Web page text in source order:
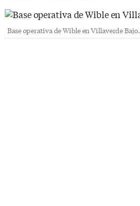
Base operativa de Wible en Villaverde